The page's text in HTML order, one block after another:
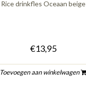
Rice drinkfles Oceaan beige
€13,95
Toevoegen aan winkelwagen